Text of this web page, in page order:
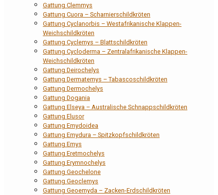
Gattung Clemmys
Gattung Cuora – Scharnierschildkröten
Gattung Cyclanorbis – Westafrikanische Klappen-
Weichschildkröten
Gattung Cyclemys – Blattschildkröten
Gattung Cycloderma – Zentralafrikanische Klappen-
Weichschildkröten
Gattung Deirochelys
Gattung Dermatemys – Tabascoschildkröten
Gattung Dermochelys
Gattung Dogania
Gattung Elseya – Australische Schnappschildkröten
Gattung Elusor
Gattung Emydoidea
Gattung Emydura – Spitzkopfschildkröten
Gattung Emys
Gattung Eretmochelys
Gattung Erymnochelys
Gattung Geochelone
Gattung Geoclemys
Gattung Geoemyda – Zacken-Erdschildkröten